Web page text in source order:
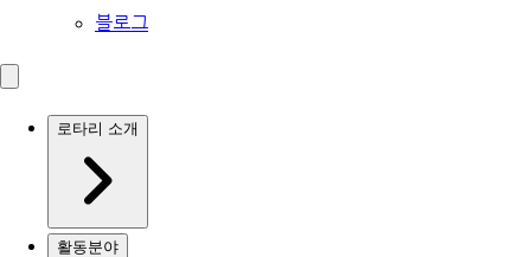
블로그
로타리 소개
활동분야